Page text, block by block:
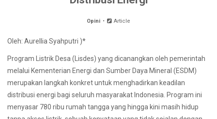
Opini Article
Oleh: Aurellia Syahputri )*
Program Listrik Desa (Lisdes) yang dicanangkan oleh pemerintah
melalui Kementerian Energi dan Sumber Daya Mineral (ESDM)
merupakan langkah konkret untuk menghadirkan keadilan
distribusi energi bagi seluruh masyarakat Indonesia. Program ini
menyasar 780 ribu rumah tangga yang hingga kini masih hidup